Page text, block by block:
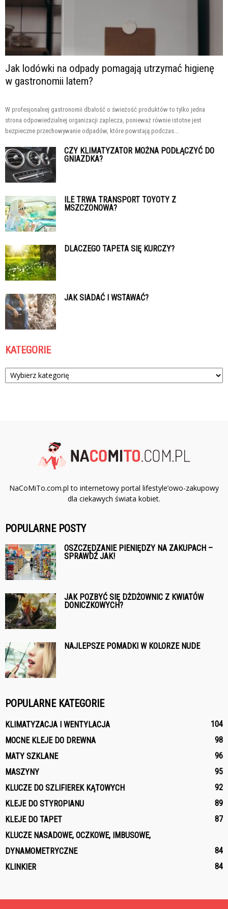
Jak lodówki na odpady pomagają utrzymać higienę
w gastronomii latem?
W profesjonalnej gastronomii dbałość o świeżość produktów to tylko jedna
strona odpowiedzialnej organizacji zaplecza, ponieważ równie istotne jest
bezpieczne przechowywanie odpadów, które powstają podczas...
CZY KLIMATYZATOR MOŻNA PODŁĄCZYĆ DO
GNIAZDKA?
ILE TRWA TRANSPORT TOYOTY Z
MSZCZONOWA?
DLACZEGO TAPETA SIĘ KURCZY?
JAK SIADAĆ I WSTAWAĆ?
KATEGORIE
Kategorie
NaCoMiTo.com.pl to internetowy portal lifestyle’owo-zakupowy
dla ciekawych świata kobiet.
POPULARNE POSTY
OSZCZĘDZANIE PIENIĘDZY NA ZAKUPACH –
SPRAWDŹ JAK!
JAK POZBYĆ SIĘ DŻDŻOWNIC Z KWIATÓW
DONICZKOWYCH?
NAJLEPSZE POMADKI W KOLORZE NUDE
POPULARNE KATEGORIE
KLIMATYZACJA I WENTYLACJA
104
MOCNE KLEJE DO DREWNA
98
MATY SZKLANE
96
MASZYNY
95
KLUCZE DO SZLIFIEREK KĄTOWYCH
92
KLEJE DO STYROPIANU
89
KLEJE DO TAPET
87
KLUCZE NASADOWE, OCZKOWE, IMBUSOWE,
DYNAMOMETRYCZNE
84
KLINKIER
84